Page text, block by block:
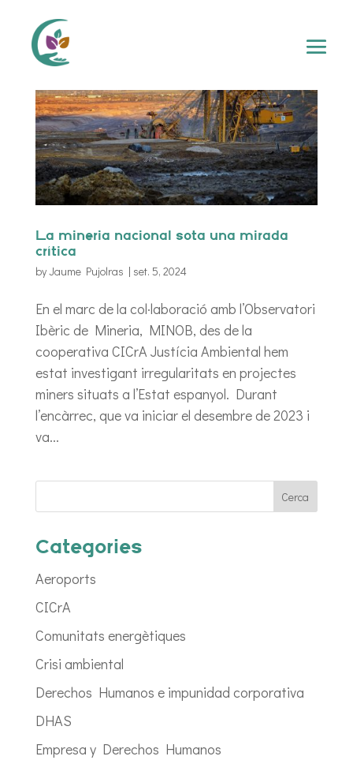
La mineria nacional sota una mirada
crítica
byJaume Pujolras | set. 5, 2024
En el marc de la col·laboració amb l’Observatori
Ibèric de Mineria, MINOB, des de la
cooperativa CICrA Justícia Ambiental hem
estat investigant irregularitats en projectes
miners situats a l’Estat espanyol. Durant
l’encàrrec, que va iniciar el desembre de 2023 i
va...
Categories
Aeroports
CICrA
Comunitats energètiques
Crisi ambiental
Derechos Humanos e impunidad corporativa
DHAS
Empresa y Derechos Humanos